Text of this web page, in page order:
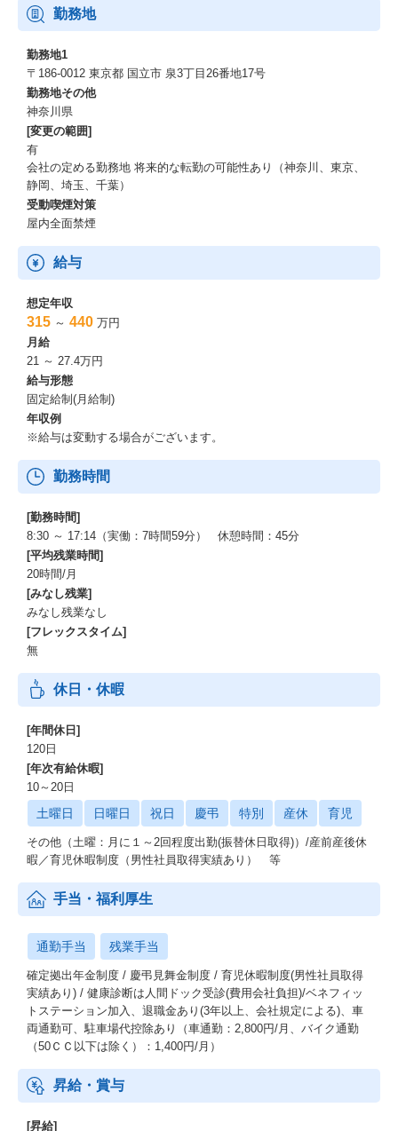
勤務地
勤務地1
〒186-0012 東京都 国立市 泉3丁目26番地17号
勤務地その他
神奈川県
[変更の範囲]
有
会社の定める勤務地 将来的な転勤の可能性あり（神奈川、東京、
静岡、埼玉、千葉）
受動喫煙対策
屋内全面禁煙
給与
想定年収
315 ～ 440 万円
月給
21 ～ 27.4万円
給与形態
固定給制(月給制)
年収例
※給与は変動する場合がございます。
勤務時間
[勤務時間]
8:30 ～ 17:14（実働：7時間59分） 休憩時間：45分
[平均残業時間]
20時間/月
[みなし残業]
みなし残業なし
[フレックスタイム]
無
休日・休暇
[年間休日]
120日
[年次有給休暇]
10～20日
土曜日 日曜日 祝日 慶弔 特別 産休 育児
その他（土曜：月に１～2回程度出勤(振替休日取得)）/産前産後休
暇／育児休暇制度（男性社員取得実績あり） 等
手当・福利厚生
通勤手当 残業手当
確定拠出年金制度 / 慶弔見舞金制度 / 育児休暇制度(男性社員取得
実績あり) / 健康診断は人間ドック受診(費用会社負担)/ベネフィッ
トステーション加入、退職金あり(3年以上、会社規定による)、車
両通勤可、駐車場代控除あり（車通勤：2,800円/月、バイク通勤
（50ＣＣ以下は除く）：1,400円/月）
昇給・賞与
[昇給]